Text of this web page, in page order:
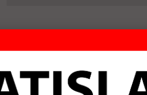
Tutucu JX-002 27cm,
360 derece dönebilen
Bu telefon